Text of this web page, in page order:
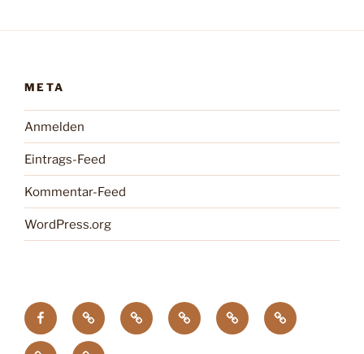
META
Anmelden
Eintrags-Feed
Kommentar-Feed
WordPress.org
facebook
GdZ
Tagung
Chemnitz
Zootier
des
Verband
der
DTG
Zoopresseschau
Stiftung